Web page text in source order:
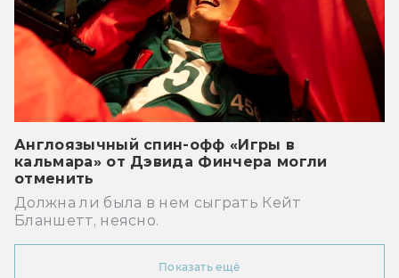
Англоязычный спин-офф «Игры в
кальмара» от Дэвида Финчера могли
отменить
Должна ли была в нем сыграть Кейт
Бланшетт, неясно.
Показать ещё